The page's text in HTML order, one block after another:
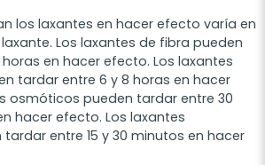
los laxantes en hacer efecto varía en
Los laxantes de fibra pueden
horas en hacer efecto. Los laxantes
tardar entre 6 y 8 horas en hacer
osmóticos pueden tardar entre 30
hacer efecto. Los laxantes
entre 15 y 30 minutos en hacer